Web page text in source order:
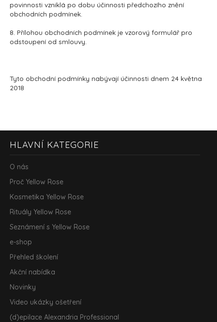
povinnosti vzniklá po dobu účinnosti předchozího znění
obchodních podmínek.
8. Přílohou obchodních podmínek je vzorový formulář pro
odstoupení od smlouvy.
Tyto obchodní podmínky nabývají účinnosti dnem 24 května
2018
HLAVNÍ KATEGORIE
O nás
Proč Yellow Rose
Kosmetika Yellow Rose
Rituály Yellow Rose
Seznámení s Yellow Rose
e-shop
Přehled školení
Akční nabídka
Novinky
Video ukázky ošetření
(d)epilace Alexandria Professional